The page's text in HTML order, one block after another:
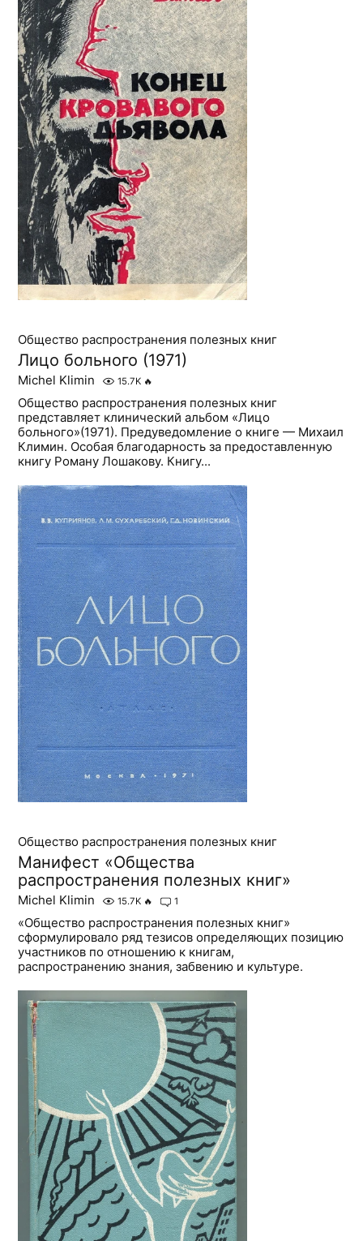
Общество распространения полезных книг
Лицо больного (1971)
Michel Klimin 15.7K 🔥
Общество распространения полезных книг
представляет клинический альбом «Лицо
больного»(1971). Предуведомление о книге — Михаил
Климин. Особая благодарность за предоставленную
книгу Роману Лошакову. Книгу...
Общество распространения полезных книг
Манифест «Общества
распространения полезных книг»
Michel Klimin 15.7K 🔥 1
«Общество распространения полезных книг»
сформулировало ряд тезисов определяющих позицию
участников по отношению к книгам,
распространению знания, забвению и культуре.